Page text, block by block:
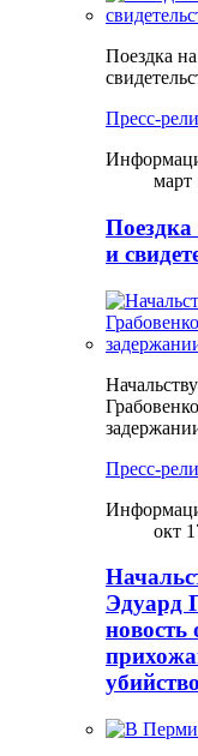
Поездка
Пресс-
март
и
Пресс-
окт
Эдуард